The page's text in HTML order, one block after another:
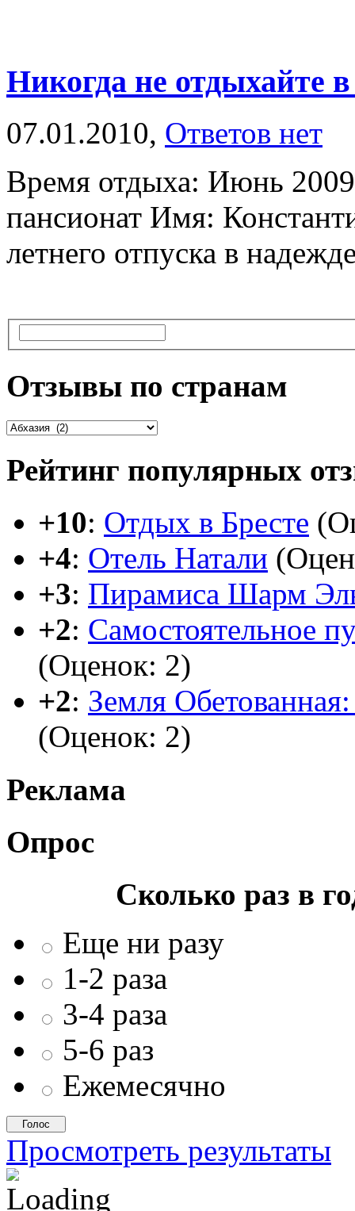
Никогда не отдыхайте
07.01.2010, Ответов нет
Время отдыха: Июнь
пансионат Имя:
летнего отпуска в
Отзывы по странам
Рейтинг популярных
+10: Отдых в Бресте
+4: Отель Натали
+3: Пирамиса Шарм
+2: Самостоятельное
(Оценок: 2)
+2: Земля
(Оценок: 2)
Реклама
Опрос
Сколько раз в
Еще ни разу
1-2 раза
3-4 раза
5-6 раз
Ежемесячно
Просмотреть результаты